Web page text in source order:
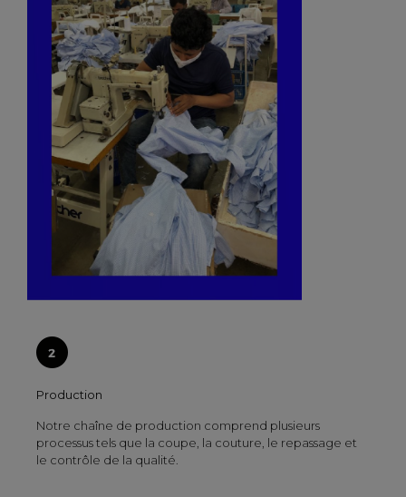
Production
Notre chaîne de production comprend plusieurs
processus tels que la coupe, la couture, le repassage et
le contrôle de la qualité.